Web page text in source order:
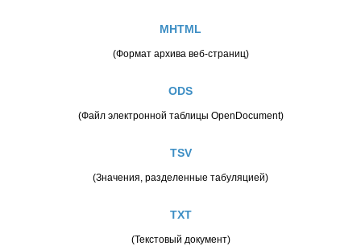
MHTML
(Формат архива веб-страниц)
ODS
(Файл электронной таблицы OpenDocument)
TSV
(Значения, разделенные табуляцией)
TXT
(Текстовый документ)